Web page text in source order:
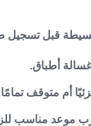
قبل تسجيل
أطباق.
أم متوقف
موعد مناسب